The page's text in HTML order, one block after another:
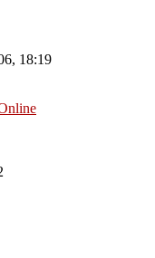
18:19